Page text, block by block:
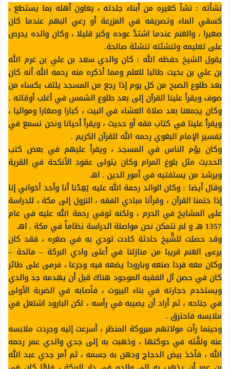
نشأته : نشأ كغيره من أبناء جلدته ، يعاون أهله بما يستطع ،
كسقي الماء وتصريفه في المزرعة أو رعي البهم عندما كان
صغيرا ، والغنم عندما اشتدَّ عوده وكبر قليلا ، وكان والده يحرص
على تعليمه وتنشئته تنشئة صالحة.
يقول الشيخ حفظه الله : كان والدي سعد بن علي بن غرم الله
بن علي بن بخيت طالبا للعلم ومما أذكره منه رحمه الله أنه كان
بعد طلوع الصبح من كل يوم إذا رجع من المسجد يلتف بكساء من
صوف ويقرأ علينا القرآن إلى بعد طلوع الشمس في أغلب أوقاته .
وكان يجمعنا بعد صلاة العشاء في البيت ، كبارا وصغارا ومواليا ،
ويقرأ علينا في كتاب فقه أو حديث ، ويقرأ أحيانا ونحن نسمع في
تفسير الإمام البغوي رحمه الله للقرآن الكريم .
وكان يؤم الناس في المسجد ، ويقرأ عليهم في بعض كتب
الحديث مثل بلوغ المرام وكان يتولى عقود الأنكحة في القرية
ويرشد من يستفتيه في أمور الدين . اهـ
وقال أيضا : وكان الوالد رحمة الله عليه يَعِدُنا أنا وأحد أخواني إنا
إذا ختمنا القرآن ، وقرأنا مبادي الفقه ، النزول إلى مكة ، للدراسة
على المشايخ في الحرم ، ولكنه توفي رحمة الله عليه في عام
1357 هـ و لم نتمكن نحن مواصلة الدراسة نظاماً في مكة . اهـ
وقد حصلت للشَّيخ حادثة كادت تودي به في صغره ، فقد كان
يرعى الغنم قريبا من منازلنا في أعلى وادي البركة – مالحة –
وكان معه فردا صنعه وبارودا يضعه فيه وجرعا ، فرمى على طائر
كان في حصن آل الفقيه الموجود هناك قبل أن يهدمه جد والدي
ويستخدم حجارته في بناء البيوت ، فأصابه في الضربة الأولى
في جناحه ، ثم أراد أن يصيبه في رأسه ، لكن البارود اشتعل في
ملابسه فاحترق .
وحينما رأت مولاتهم مبروكة المنظر ، أسرعت إليه وجردت ملابسه
عنه ولفَّته في حوكتها ، وذهبت به إلى جدي والدي عمر رحمه
الله ، فأخذ بيض الدجاج ودهن به جسمه ، ثم أمر جدي عبد الله